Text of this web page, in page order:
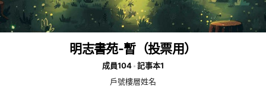
明志書苑-暫（投票用）
成員104
記事本1
戶號樓層姓名